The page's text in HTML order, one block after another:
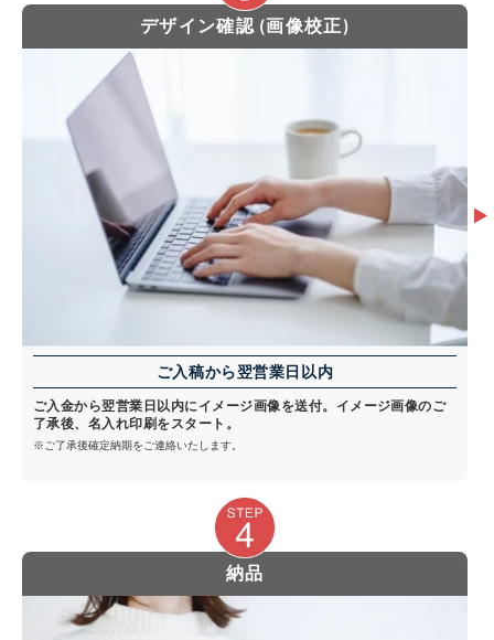
デザイン確認 (画像校正)
ご入稿から翌営業日以内
ご入金から翌営業日以内にイメージ画像を送付。イメージ画像のご
了承後、名入れ印刷をスタート。
※ご了承後確定納期をご連絡いたします。
納品